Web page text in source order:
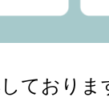
ており